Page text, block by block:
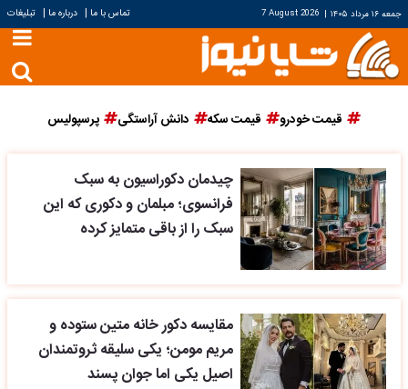
جمعه ۱۶ مرداد ۱۴۰۵ |
7 August 2026 تماس با ما | درباره ما | تبلیغات
قیمت خودرو قیمت سکه دانش آراستگی پرسپولیس
چیدمان دکوراسیون به سبک
فرانسوی؛ مبلمان و دکوری که این
سبک را از باقی متمایز کرده
مقایسه دکور خانه متین ستوده و
مریم مومن؛ یکی سلیقه ثروتمندان
اصیل یکی اما جوان پسند